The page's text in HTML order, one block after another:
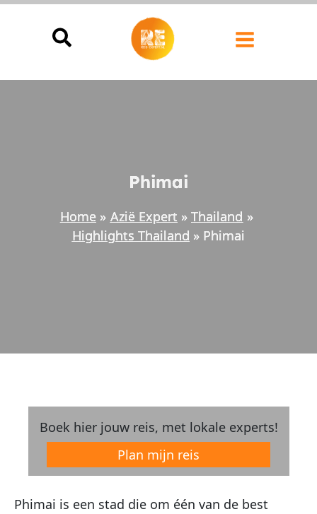
Ga
Phimai
Home Azië Expert
Thailand
Highlights Thailand
Phimai
Boek hier jouw reis, met lokale experts!
Plan mijn reis
Phimai is een stad die om één van de best